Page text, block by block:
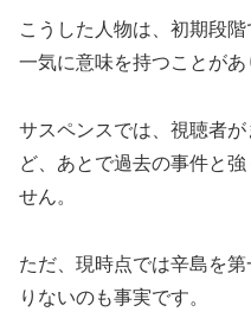
こうした人物は、初期段
一気に意味を持つことがあ
サスペンスでは、視聴者
ど、あとで過去の事件と
せん。
ただ、現時点では辛島を
りないのも事実です。